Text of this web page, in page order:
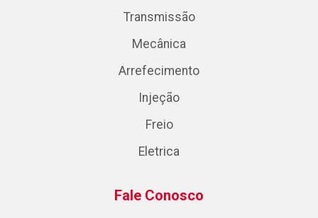
Transmissão
Mecânica
Arrefecimento
Injeção
Freio
Eletrica
Fale Conosco